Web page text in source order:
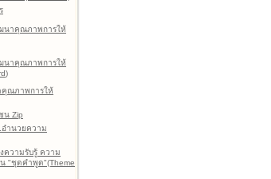
นาคุณภาพการให้
นาคุณภาพการให้
)
ณภาพการให้
น Zip
อำนวยความ
ความรับรู้ ความ
"ชุดคำพูด"(Theme